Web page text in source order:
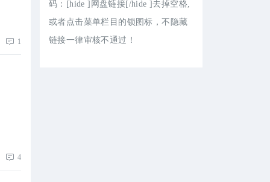
1
4
码：[hide ]网盘链接[/hide ]去掉空格,
或者点击菜单栏目的锁图标，不隐藏
链接一律审核不通过！